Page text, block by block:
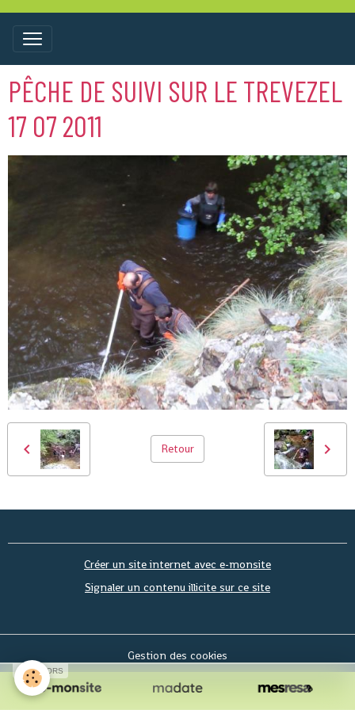
PÊCHE DE SUIVI SUR LE TREVEZEL
17 07 2011
Retour
Créer un site internet avec e-monsite
Signaler un contenu illicite sur ce site
Gestion des cookies
SPONSORS